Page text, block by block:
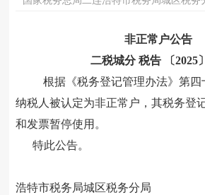
非正常户公告
二税城分 税告 〔2025〕
根据《税务登记管理办法》第四
纳税人被认定为非正常户 ，其税务登
和发票暂停使用。
特此公告。
浩特市税务局城区税务分局